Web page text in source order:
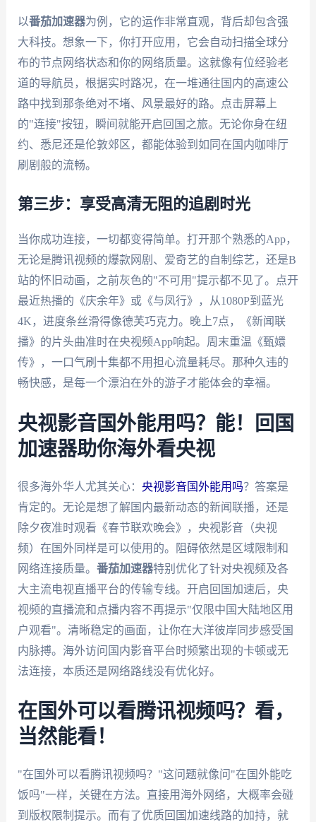
以番茄加速器为例，它的运作非常直观，背后却包含强
大科技。想象一下，你打开应用，它会自动扫描全球分
布的节点网络状态和你的网络质量。这就像有位经验老
道的导航员，根据实时路况，在一堆通往国内的高速公
路中找到那条绝对不堵、风景最好的路。点击屏幕上
的"连接"按钮，瞬间就能开启回国之旅。无论你身在纽
约、悉尼还是伦敦郊区，都能体验到如同在国内咖啡厅
刷剧般的流畅。
第三步：享受高清无阻的追剧时光
当你成功连接，一切都变得简单。打开那个熟悉的App，
无论是腾讯视频的爆款网剧、爱奇艺的自制综艺，还是B
站的怀旧动画，之前灰色的"不可用"提示都不见了。点开
最近热播的《庆余年》或《与凤行》，从1080P到蓝光
4K，进度条丝滑得像德芙巧克力。晚上7点，《新闻联
播》的片头曲准时在央视频App响起。周末重温《甄嬛
传》，一口气刷十集都不用担心流量耗尽。那种久违的
畅快感，是每一个漂泊在外的游子才能体会的幸福。
央视影音国外能用吗？能！回国
加速器助你海外看央视
很多海外华人尤其关心： 央视影音国外能用吗？答案是
肯定的。无论是想了解国内最新动态的新闻联播，还是
除夕夜准时观看《春节联欢晚会》，央视影音（央视
频）在国外同样是可以使用的。阻碍依然是区域限制和
网络连接质量。 番茄加速器特别优化了针对央视频及各
大主流电视直播平台的传输专线。开启回国加速后，央
视频的直播流和点播内容不再提示"仅限中国大陆地区用
户观看"。清晰稳定的画面，让你在大洋彼岸同步感受国
内脉搏。海外访问国内影音平台时频繁出现的卡顿或无
法连接，本质还是网络路线没有优化好。
在国外可以看腾讯视频吗？看，
当然能看！
"在国外可以看腾讯视频吗？"这问题就像问"在国外能吃
饭吗"一样，关键在方法。直接用海外网络，大概率会碰
到版权限制提示。而有了优质回国加速线路的加持，就